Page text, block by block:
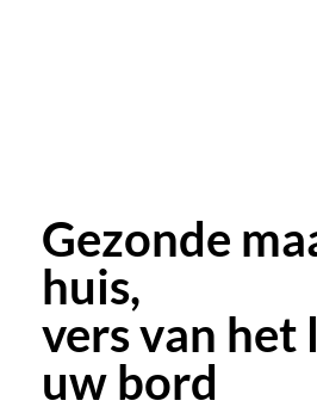
Gezonde
huis,
vers van het
uw bord